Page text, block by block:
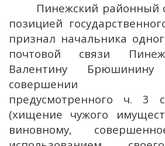
Пинежский районный
позицией
признал начальника
почтовой связи
Валентину
совершении
предусмотренного ч.
(хищение чужого
виновному,